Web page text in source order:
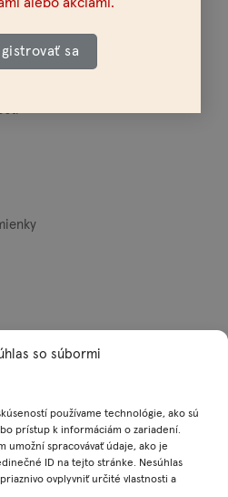
alebo akciami.
sa
so súbormi
používame technológie, ako sú
prístup k informáciám o zariadení.
umožní spracovávať údaje, ako je
ID na tejto stránke. Nesúhlas
ovplyvniť určité vlastnosti a
(EÚ)